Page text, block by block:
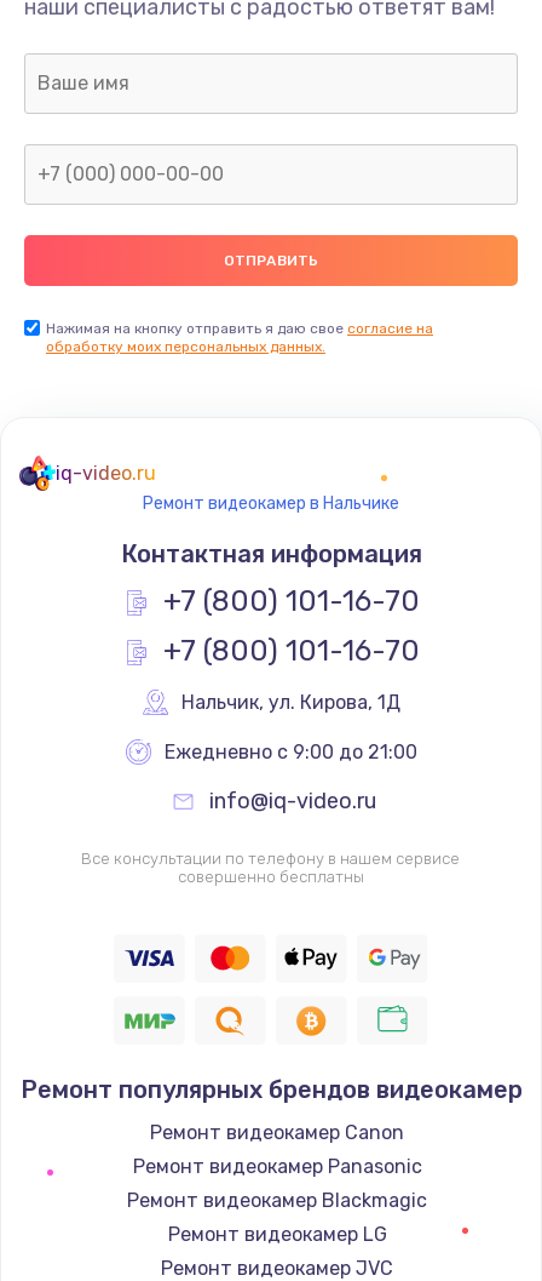
Ремонт предварительных цепей усиления (для
активных сабвуферов)
Ремонт после залития
Заказать
1400 руб.
Простой ремонт основной платы
2400 руб.
Заказать
Восстановление после попадания влаги
2800 руб.
Заказать
Ремонт низкочастотных выходов ТВ-приставки
1900 руб.
1900 руб.
Устранение короткого замыкания
Заказать
Восстановление после падения
наши специалисты с радостью ответят вам!
Нажимая на кнопку отправить я даю свое согласие на
обработку моих персональных данных.
iq-video.ru
Ремонт видеокамер в Нальчике
Контактная информация
+7 (800) 101-16-70
+7 (800) 101-16-70
Нальчик, ул. Кирова, 1Д
Ежедневно с 9:00 до 21:00
info@iq-video.ru
Все консультации по телефону в нашем сервисе
совершенно бесплатны
Ремонт популярных брендов видеокамер
Ремонт видеокамер Canon
Ремонт видеокамер Panasonic
Ремонт видеокамер Blackmagic
Ремонт видеокамер LG
Ремонт видеокамер JVC